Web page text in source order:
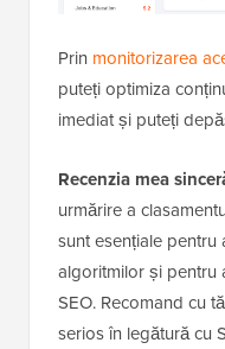
Prin monitorizarea
puteți optimiza
imediat și puteți
Recenzia mea
urmărire a
sunt esențiale pentru
algoritmilor și pentru
SEO. Recomand cu
serios în legătură cu